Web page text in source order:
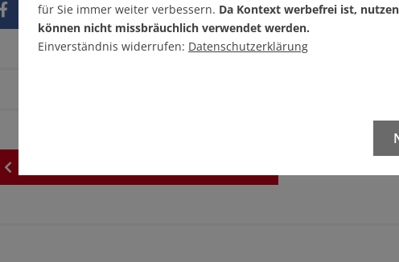
Artikel drucken
für Sie immer weiter verbessern. Da Kontext werbefrei ist,
können nicht missbräuchlich verwendet werden.
Einverständnis widerrufen: Datenschutzerklärung